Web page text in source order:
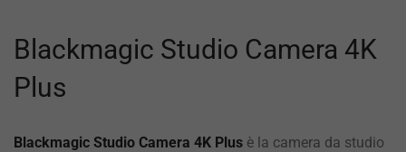
Blackmagic Studio Camera 4K
Plus
Blackmagic Studio Camera 4K Plus è la camera da studio